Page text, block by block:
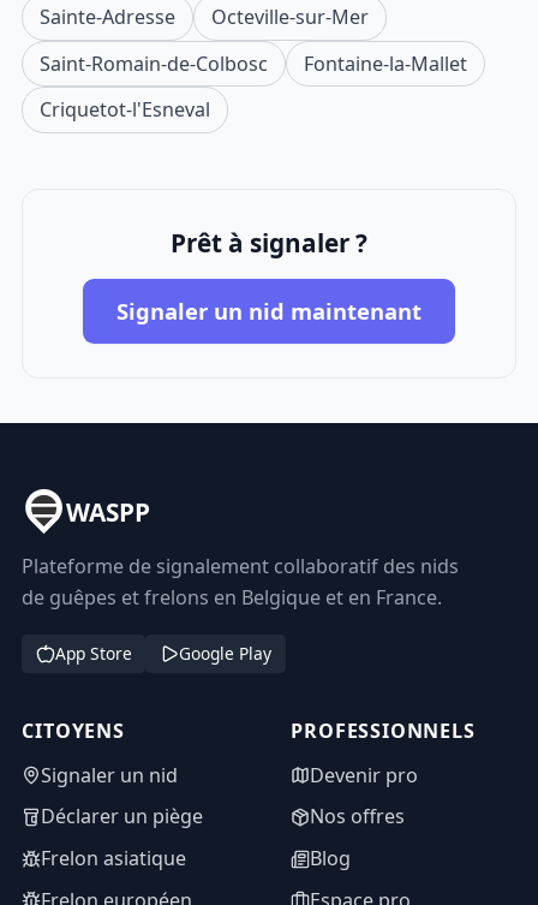
Sainte-Adresse
Octeville-sur-Mer
Saint-Romain-de-Colbosc
Fontaine-la-Mallet
Criquetot-l'Esneval
Prêt à signaler ?
Signaler un nid maintenant
WASPP
Plateforme de signalement collaboratif des nids
de guêpes et frelons en Belgique et en France.
App Store Google Play
CITOYENS
Signaler un nid
Déclarer un piège
Frelon asiatique
PROFESSIONNELS
Devenir pro
Nos offres
Blog